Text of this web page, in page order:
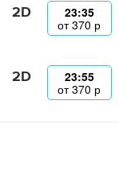
2D
23:35
от370 р
2D
23:55
от370 р